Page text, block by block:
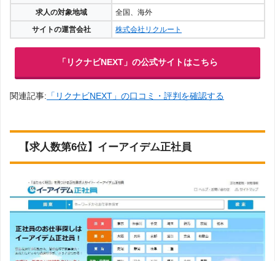
求人の対象地域
全国、海外
サイトの運営会社
株式会社リクルート
「リクナビNEXT」の公式サイトはこちら
関連記事: 「リクナビNEXT」の口コミ・評判を確認する
【求人数第6位】イーアイデム正社員